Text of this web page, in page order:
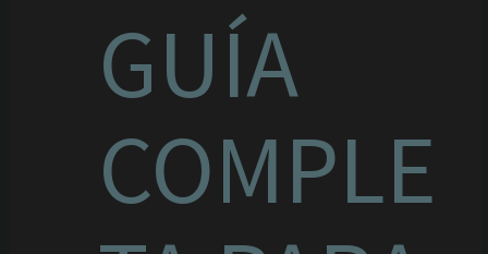
GUÍA
COMPLE